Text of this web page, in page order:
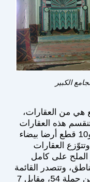
الكبير
هي من العقارات،
54 وقفا. وتنقسم هذه العقارات
إلى ثلاثة أصناف: 34 جنانا زيتونا و10 قطع أرضا بيضاء
العقارات
الملح على كامل
بنزرت، إذ تنتشر على 7 مناطق، وتتصدر القائمة
عوسجة التي تستأثر بـ 36 وقفا من جملة 54، مقابل 7